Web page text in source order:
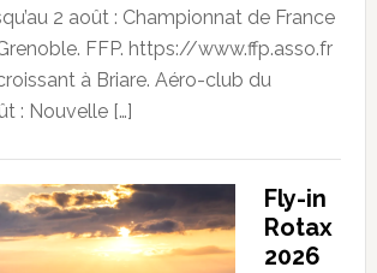
2 août : Championnat de France
FFP. https://www.ffp.asso.fr
à Briare. Aéro-club du
: Nouvelle […]
Fly-in
Rotax
2026